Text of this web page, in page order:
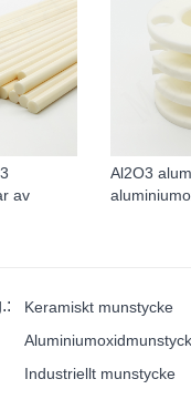
av
Al2O3
Keramiskt munstycke
Industriellt munstycke